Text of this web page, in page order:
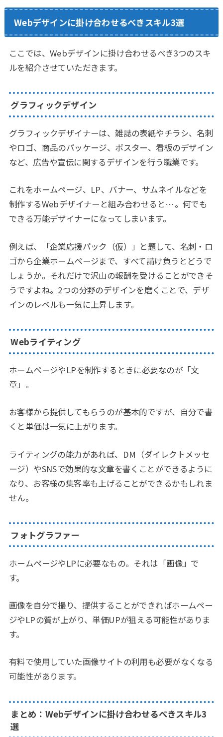
Webデザインに掛け合わせるべきスキル3選
ここでは、Webデザインに掛け合わせるべき3つのスキ
ルを紹介させていただきます。
グラフィックデザイン
グラフィックデザイナーは、雑誌の表紙やチラシ、名刺
やロゴ、商品のパッケージ、ポスター、看板のデザイン
など、広告や宣伝に関するデザインを行う職業です。
これをホームページ、LP、バナー、サムネイルなどを
制作するWebデザイナーと組み合わせると…。何でも
できる万能デザイナーになってしまいます。
例えば、「企業応援パック（仮）」と題して、名刺・ロ
ゴから企業ホームページまで、すべて請け負うとどうで
しょうか。それだけで沢山の報酬を受けることができそ
うですよね。2つの分野のデザインを磨くことで、デザ
インのレベルも一気に上昇します。
Webライティング
ホームページやLPを制作するときに必要なのが「文
章」。
お客様から提供してもらうのが基本的ですが、自分で書
くと単価は一気に上がります。
ライティングの能力があれば、DM（ダイレクトメッセ
ージ）やSNSで効果的な文章を書くことができるように
なり、お客様の集客率も上げることができるかもしれま
せん。
フォトグラファー
ホームページやLPに必要なもの。それは「画像」で
す。
画像を自分で撮り、提供することができればホームペー
ジやLPの質が上がり、単価UPが狙える可能性がありま
す。
有料で使用していた画像サイトの利用も必要がなくなる
可能性があります。
まとめ：Webデザインに掛け合わせるべきスキル3
選